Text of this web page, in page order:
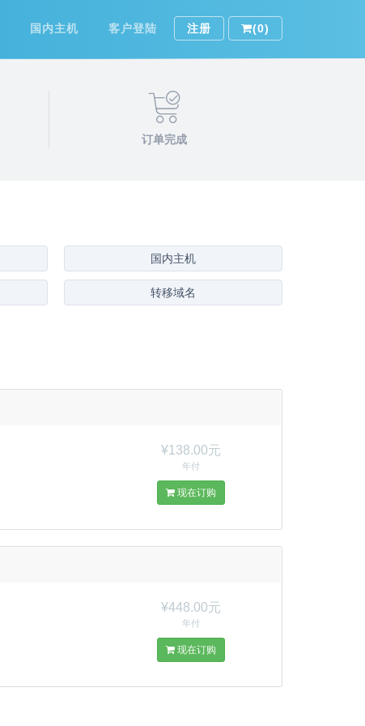
国内主机 客户登陆 注册 (0)
订单完成
国内主机
转移域名
¥138.00元
年付
现在订购
¥448.00元
年付
现在订购